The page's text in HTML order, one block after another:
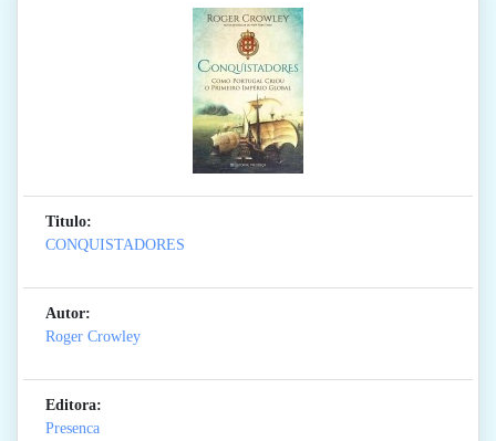
Titulo:
CONQUISTADORES
Autor:
Roger Crowley
Editora:
Presenca